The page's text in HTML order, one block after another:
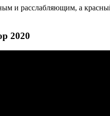
и расслабляющим, а
2020